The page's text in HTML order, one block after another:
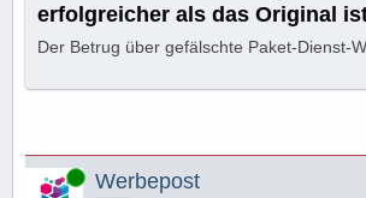
erfolgreicher als das Original
Der Betrug über gefälschte Paket-Dienst-
Online Werbepost